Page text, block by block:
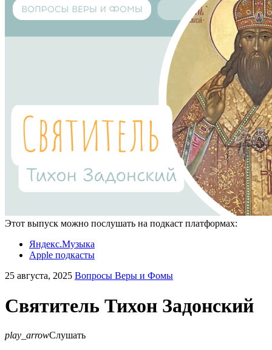
Этот выпуск можно послушать на подкаст платформах:
Яндекс.Музыка
Apple подкасты
25 августа, 2025 Вопросы Веры и Фомы
Святитель Тихон Задонский
play_arrowСлушать